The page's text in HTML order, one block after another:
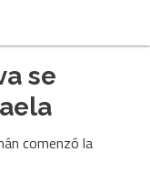
se
comenzó la